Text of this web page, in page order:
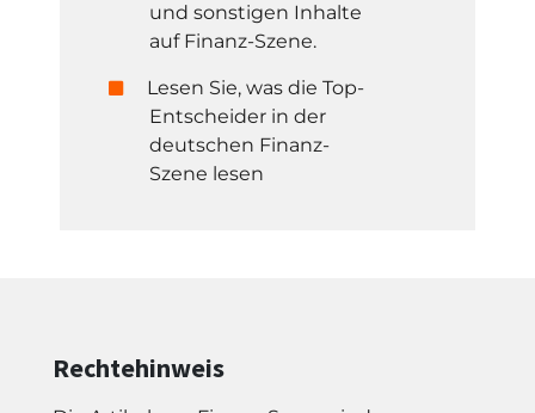
und sonstigen Inhalte
auf Finanz-Szene.
Lesen Sie, was die Top-
Entscheider in der
deutschen Finanz-
Szene lesen
Rechtehinweis